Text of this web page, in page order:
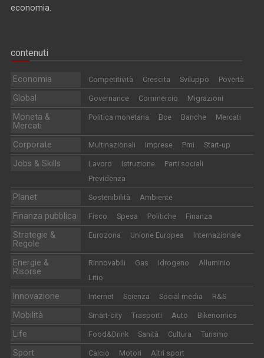
economia.
contenuti
Economia Competitività Crescita Sviluppo Povertà
Global Governance Commercio Migrazioni
Moneta &
Mercati
Politica monetaria Bce Banche Mercati
Corporate Multinazionali Imprese Pmi Start-up
Jobs & Skills Lavoro Istruzione
Parti sociali
Previdenza
Planet Sostenibilità Ambiente
Finanza pubblica Fisco Spesa Politiche Finanza
Strategie &
Regole
Eurozona Unione Europea Internazionale
Energie &
Risorse
Rinnovabili Gas Idrogeno
Alluminio
Litio
Innovazione Internet Scienza Social media R&S
Mobilità Smart-city Trasporti Auto Bikenomics
Life Food&Drink Sanità Cultura Turismo
Sport Calcio Motori Altri sport